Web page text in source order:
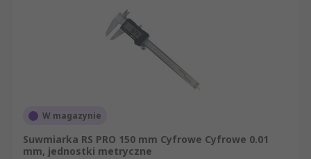
W magazynie
Suwmiarka RS PRO 150 mm Cyfrowe Cyfrowe 0.01
mm, jednostki metryczne